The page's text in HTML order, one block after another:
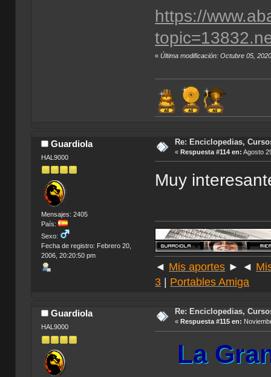
https://
«Última modificación: Octubre 05,
Guardiola
HAL9000
Mensajes: 2405
País:
Sexo:
Fecha de registro: Febrero 20,
2006, 20:20:50 pm
Re: Enciclopedias,
« Respuesta #114 en: Agosto
Muy
◄ Mis aportes ► ◄
3
Portables Amiga
Guardiola
HAL9000
Re: Enciclopedias,
« Respuesta #115 en:
La